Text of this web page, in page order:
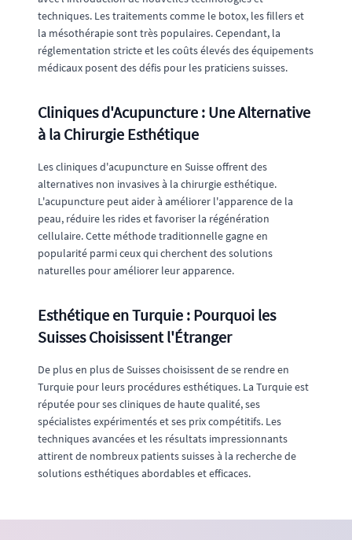
techniques. Les traitements comme le botox, les fillers et
la mésothérapie sont très populaires. Cependant, la
réglementation stricte et les coûts élevés des équipements
médicaux posent des défis pour les praticiens suisses.
Cliniques d'Acupuncture : Une Alternative
à la Chirurgie Esthétique
Les cliniques d'acupuncture en Suisse offrent des
alternatives non invasives à la chirurgie esthétique.
L'acupuncture peut aider à améliorer l'apparence de la
peau, réduire les rides et favoriser la régénération
cellulaire. Cette méthode traditionnelle gagne en
popularité parmi ceux qui cherchent des solutions
naturelles pour améliorer leur apparence.
Esthétique en Turquie : Pourquoi les
Suisses Choisissent l'Étranger
De plus en plus de Suisses choisissent de se rendre en
Turquie pour leurs procédures esthétiques. La Turquie est
réputée pour ses cliniques de haute qualité, ses
spécialistes expérimentés et ses prix compétitifs. Les
techniques avancées et les résultats impressionnants
attirent de nombreux patients suisses à la recherche de
solutions esthétiques abordables et efficaces.